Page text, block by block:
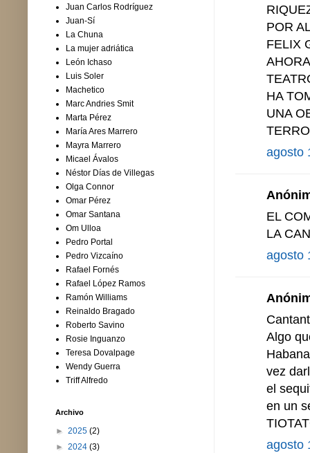
POR
FELIX
HA
UNA
agosto
EL
LA
agosto
Algo
vez
el
en un
agosto
Juan Carlos Rodríguez
Juan-Sí
La Chuna
La mujer adriática
León Ichaso
Luis Soler
Machetico
Marc Andries Smit
Marta Pérez
María Ares Marrero
Mayra Marrero
Micael Ávalos
Néstor Días de Villegas
Olga Connor
Omar Pérez
Omar Santana
Om Ulloa
Pedro Portal
Pedro Vizcaíno
Rafael Fornés
Rafael López Ramos
Ramón Williams
Reinaldo Bragado
Roberto Savino
Rosie Inguanzo
Teresa Dovalpage
Wendy Guerra
Triff Alfredo
Archivo
► 2025 (2)
► 2024 (3)